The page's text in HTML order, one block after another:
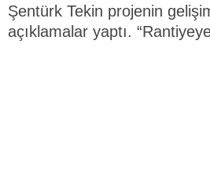
Şentürk Tekin projenin
açıklamalar yaptı.